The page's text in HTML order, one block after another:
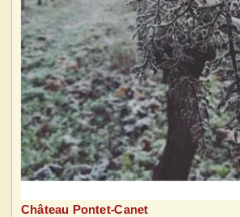
Château Pontet-Canet